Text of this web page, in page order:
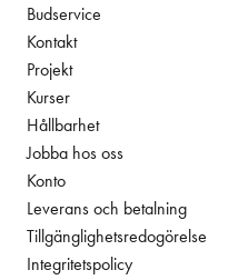
Budservice
Kontakt
Projekt
Kurser
Hållbarhet
Jobba hos oss
Konto
Leverans och betalning
Tillgänglighetsredogörelse
Integritetspolicy